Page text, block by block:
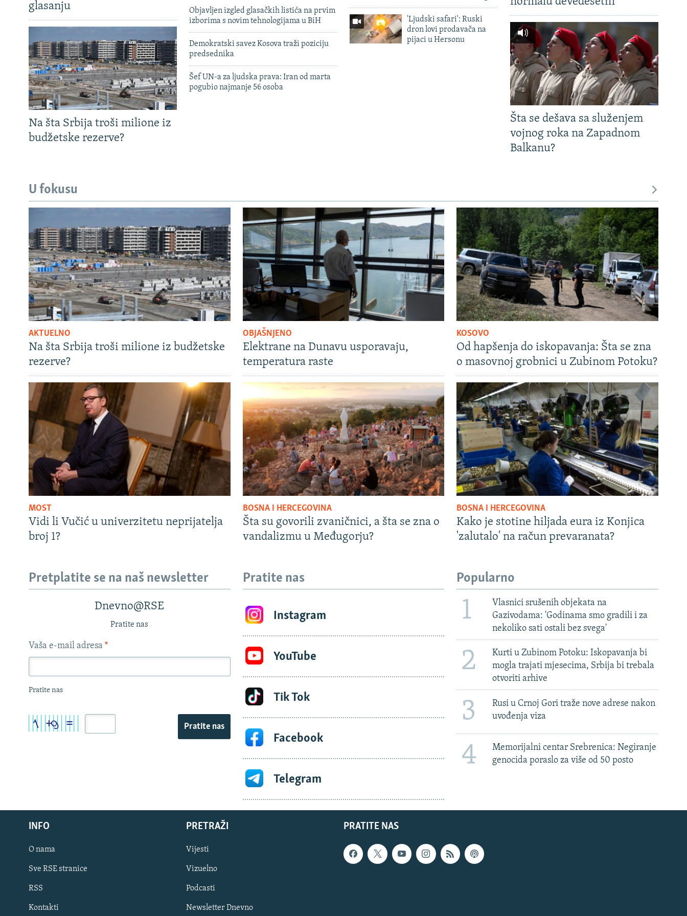
glasanju
Na šta Srbija troši milione iz
budžetske rezerve?
Objavljen izgled glasačkih listića na prvim
izborima s novim tehnologijama u BiH
Demokratski savez Kosova traži poziciju
predsednika
Šef UN-a za ljudska prava: Iran od marta
pogubio najmanje 56 osoba
'Ljudski safari': Ruski
dron lovi prodavača na
pijaci u Hersonu
Šta se dešava sa služenjem
vojnog roka na Zapadnom
Balkanu?
U fokusu
AKTUELNO
Na šta Srbija troši milione iz budžetske
rezerve?
OBJAŠNJENO
Elektrane na Dunavu usporavaju,
temperatura raste
KOSOVO
Od hapšenja do iskopavanja: Šta se zna
o masovnoj grobnici u Zubinom Potoku?
MOST
Vidi li Vučić u univerzitetu neprijatelja
broj 1?
BOSNA I HERCEGOVINA
Šta su govorili zvaničnici, a šta se zna o
vandalizmu u Međugorju?
BOSNA I HERCEGOVINA
Kako je stotine hiljada eura iz Konjica
'zalutalo' na račun prevaranata?
Pretplatite se na naš newsletter
Dnevno@RSE
Pratite nas
Vaša e-mail adresa *
Pratite nas
Pratite nas
Pratite nas
Instagram
YouTube
Tik Tok
Facebook
Telegram
Popularno
1
Vlasnici srušenih objekata na
Gazivodama: 'Godinama smo gradili i za
nekoliko sati ostali bez svega'
2
Kurti u Zubinom Potoku: Iskopavanja bi
mogla trajati mjesecima, Srbija bi trebala
otvoriti arhive
3
Rusi u Crnoj Gori traže nove adrese nakon
uvođenja viza
4
Memorijalni centar Srebrenica: Negiranje
genocida poraslo za više od 50 posto
PRATITE NAS
INFO
O nama
Sve RSE stranice
RSS
Kontakti
PRETRAŽI
Vijesti
Vizuelno
Podcasti
Newsletter Dnevno